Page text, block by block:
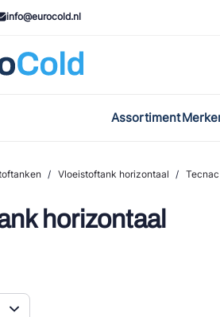
info@eurocold.nl
Assortiment
Castel
Frigomec
/ Vloeistoftank horizontaal /
horizontaal